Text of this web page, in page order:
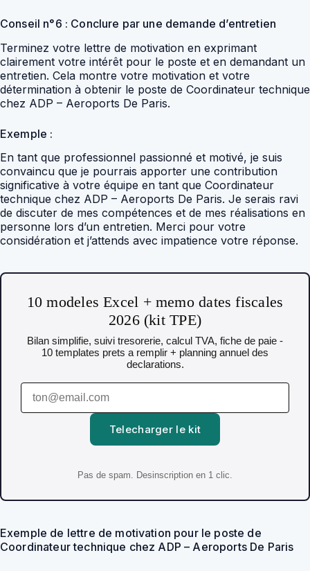
Conseil n°6 : Conclure par une demande d’entretien
Terminez votre lettre de motivation en exprimant
clairement votre intérêt pour le poste et en demandant un
entretien. Cela montre votre motivation et votre
détermination à obtenir le poste de Coordinateur technique
chez ADP – Aeroports De Paris.
Exemple :
En tant que professionnel passionné et motivé, je suis
convaincu que je pourrais apporter une contribution
significative à votre équipe en tant que Coordinateur
technique chez ADP – Aeroports De Paris. Je serais ravi
de discuter de mes compétences et de mes réalisations en
personne lors d’un entretien. Merci pour votre
considération et j’attends avec impatience votre réponse.
10 modeles Excel + memo dates fiscales
2026 (kit TPE)
Bilan simplifie, suivi tresorerie, calcul TVA, fiche de paie -
10 templates prets a remplir + planning annuel des
declarations.
Telecharger le kit
Pas de spam. Desinscription en 1 clic.
Exemple de lettre de motivation pour le poste de
Coordinateur technique chez ADP – Aeroports De Paris